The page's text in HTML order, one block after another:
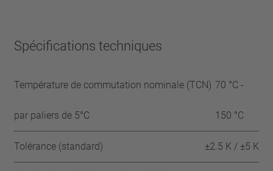
Spécifications techniques
Température de commutation nominale (TCN)
par paliers de 5°C
70 °C -
150 °C
Tolérance (standard) ±2.5 K / ±5 K